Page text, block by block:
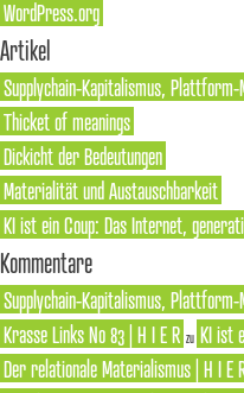
WordPress.org
Artikel
Supplychain-Kapitalismus,
Thicket of meanings
Dickicht der Bedeutungen
Materialität und Austauschbarkeit
KI ist ein Coup: Das Internet,
Kommentare
Supplychain-Kapitalismus,
Krasse Links No 83 | H I E R zu KI ist
Der relationale Materialismus | H I E